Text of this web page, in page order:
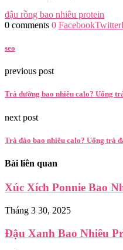
đậu rồng bao nhiêu protein
0 comments 0 FacebookTwitter
seo
previous post
Trà đường bao nhiêu calo? Uống
next post
Trà đào bao nhiêu calo? Uống trà
Bài liên quan
Xúc Xích Ponnie Bao
Tháng 3 30, 2025
Đậu Xanh Bao Nhiêu